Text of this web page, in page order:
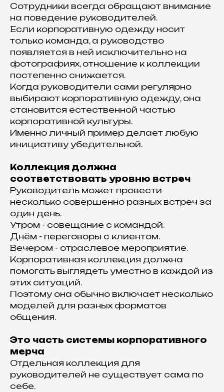
Сотрудники всегда обращают внимание
на поведение руководителей.
Если корпоративную одежду носит
только команда, а руководство
появляется в ней исключительно на
фотографиях, отношение к коллекции
постепенно снижается.
Когда руководители сами регулярно
выбирают корпоративную одежду, она
становится естественной частью
корпоративной культуры.
Именно личный пример делает любую
инициативу убедительной.
Коллекция должна
соответствовать уровню встреч
Руководитель может провести
несколько совершенно разных встреч за
один день.
Утром - совещание с командой.
Днём - переговоры с клиентом.
Вечером - отраслевое мероприятие.
Корпоративная коллекция должна
помогать выглядеть уместно в каждой из
этих ситуаций.
Поэтому она обычно включает несколько
моделей для разных форматов
общения.
Это часть системы корпоративного
мерча
Отдельная коллекция для
руководителей не существует сама по
себе.